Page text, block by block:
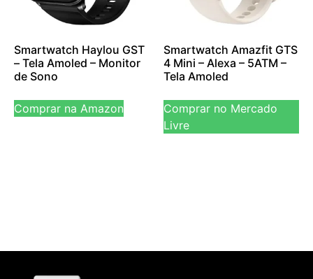
Smartwatch Haylou GST
– Tela Amoled – Monitor
de Sono
Comprar na Amazon
Smartwatch Amazfit GTS
4 Mini – Alexa – 5ATM –
Tela Amoled
Comprar no Mercado
Livre